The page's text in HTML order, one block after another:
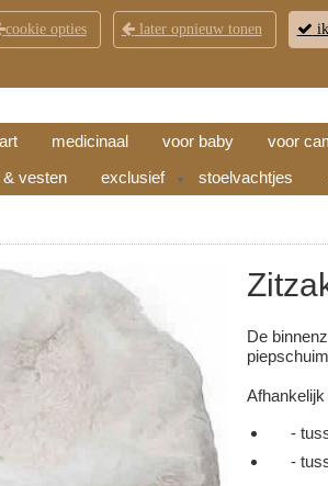
KLANTENSERVICE CONTACT
medicinaal voor baby voor
& vesten exclusief ▼ stoelvachtjes
De
-
-
cookie opties later opnieuw tonen